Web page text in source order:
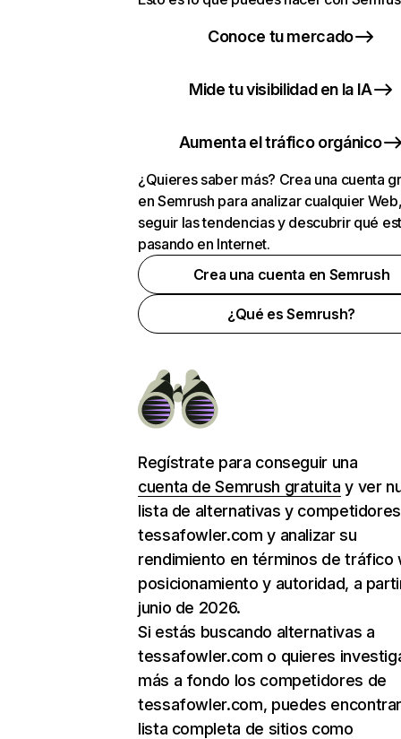
Conoce tu mercado
Mide tu visibilidad en la IA
Aumenta el tráfico orgánico
¿Quieres saber más? Crea una cuenta
en Semrush para analizar cualquier
seguir las tendencias y descubrir qué
pasando en Internet.
Crea una cuenta en Semrush
¿Qué es Semrush?
Regístrate para conseguir una
cuenta de Semrush gratuita y ver
lista de alternativas y
tessafowler.com y analizar su
rendimiento en términos de tráfico
posicionamiento y autoridad, a
junio de 2026.
Si estás buscando alternativas a
tessafowler.com o quieres
más a fondo los competidores de
tessafowler.com, puedes
lista completa de sitios como